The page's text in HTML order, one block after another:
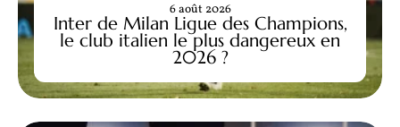
Inter de Milan Ligue des Champions,
le club italien le plus dangereux en
2026 ?
6 août 2026